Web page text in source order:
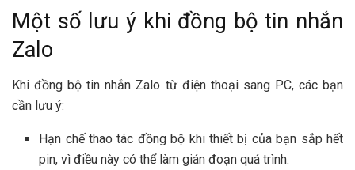
Một số lưu ý khi đồng bộ tin nhắn
Zalo
Khi đồng bộ tin nhắn Zalo từ điện thoại sang PC, các bạn
cần lưu ý:
Hạn chế thao tác đồng bộ khi thiết bị của bạn sắp hết
pin, vì điều này có thể làm gián đoạn quá trình.